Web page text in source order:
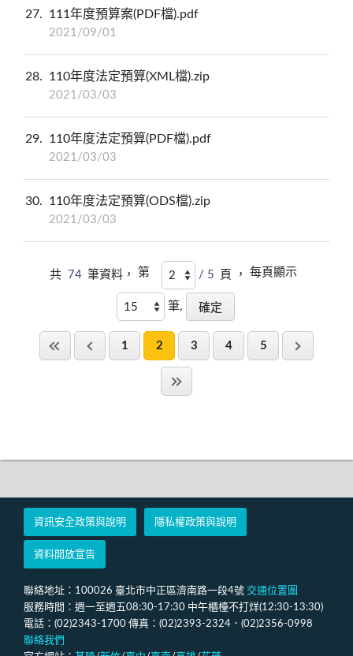
27 111年度預算案(PDF檔).pdf
2021/09/01
28 110年度法定預算(XML檔).zip
2021/03/03
29 110年度法定預算(PDF檔).pdf
2021/03/03
30 110年度法定預算(ODS檔).zip
2021/03/03
共 74 筆資料， 第 / 5 頁 ，每頁顯示
筆,
1 2 3 4 5
資訊安全政策與說明 隱私權政策與說明
資料開放宣告
聯絡地址：100026 臺北市中正區濟南路一段4號 交通位置圖
服務時間：週一至週五08:30-17:30 中午櫃檯不打烊(12:30-13:30)
電話：(02)2343-1700 傳真：(02)2393-2324．(02)2356-0998
聯絡我們